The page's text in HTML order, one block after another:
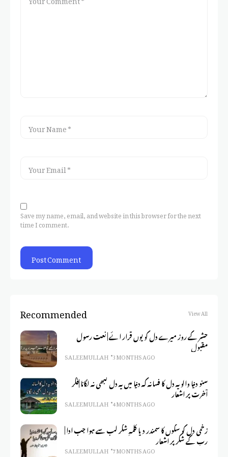
Save my name, email, and website in this browser for the next
time I comment.
Recommended View All
حشر کے روز میرے دل کو یوں قرار ائے | نعت رسول
مقبول
SALEEM ULLAH 3 MONTHS AGO
سنو دنیا والو یہ دل کا فسانہ کہ دنیا میں یہ دل کبھی نہ لگانا |فکر
آخرت پر اشعار
SALEEM ULLAH 4 MONTHS AGO
زخمی دل کو سکوں کا سمندر دیا کلمہِ شکر لب سے ہوا جب ادا |
رب کے شکر پر اشعار
SALEEM ULLAH 7 MONTHS AGO